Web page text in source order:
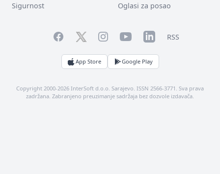
Sigurnost Oglasi za posao
FacebookTwitterInstagramYouTubeLinkedInRSS
App Store Google Play
Copyright 2000-2026 InterSoft d.o.o. Sarajevo. ISSN 2566-3771. Sva prava
zadržana. Zabranjeno preuzimanje sadržaja bez dozvole izdavača.